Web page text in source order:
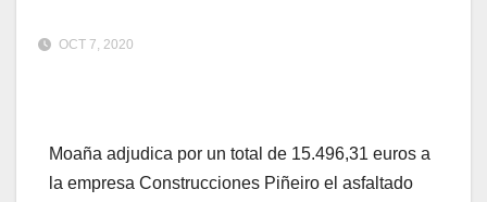
OCT 7, 2020
Moaña adjudica por un total de 15.496,31 euros a
la empresa Construcciones Piñeiro el asfaltado